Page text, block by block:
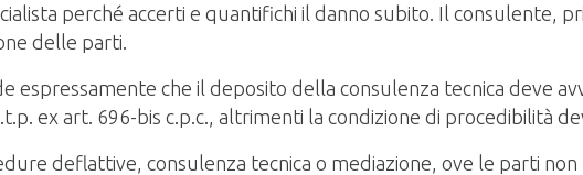
perché accerti e quantifichi il danno subito. Il consulente,
delle parti.
espressamente che il deposito della consulenza tecnica deve
ex art. 696-bis c.p.c., altrimenti la condizione di procedibilità
deflattive, consulenza tecnica o mediazione, ove le parti